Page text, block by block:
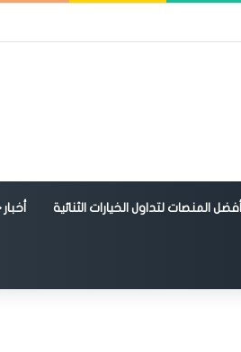
أفضل المنصات لتداول الخيارات الثنائية أخبار